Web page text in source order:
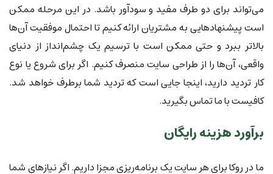
می‌تواند برای دو طرف مفید و سودآور باشد. در این مرحله ممکن
است پیشنهادهایی به مشتریان ارائه کنیم تا احتمال موفقیت آن‌ها
بالاتر ببرد و حتی ممکن است با ترسیم یک چشم‌انداز از دنیای
واقعی، آن‌ها را از طراحی سایت منصرف کنیم. اگر برای شروع یا نوع
کار تردید دارید، اینجا جایی است که تردید شما برطرف خواهد شد.
کافیست با ما تماس بگیرید.
برآورد هزینه رایگان
ما در روکا برای هر سایت یک برنامه‌ریزی مجزا داریم. اگر نیازهای شما